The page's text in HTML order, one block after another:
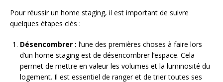
Pour réussir un home staging, il est important de suivre
quelques étapes clés :
Désencombrer : l’une des premières choses à faire lors
d’un home staging est de désencombrer l’espace. Cela
permet de mettre en valeur les volumes et la luminosité du
logement. Il est essentiel de ranger et de trier toutes ses